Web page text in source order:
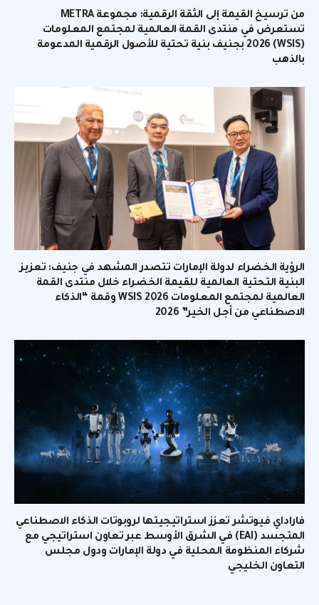
من ترسيخ القيمة إلى الثقة الرقمية: مجموعة METRA
تستعرض في منتدى القمة العالمية لمجتمع المعلومات
(WSIS) 2026 بجنيف بنية تحتية للأصول الرقمية المدعومة
بالذهب
الرؤية الخضراء لدولة الإمارات تتصدر المشهد في جنيف: تعزيز
البنية التحتية العالمية للقيمة الخضراء خلال منتدى القمة
العالمية لمجتمع المعلومات WSIS 2026 وقمة “الذكاء
الاصطناعي من أجل الخير” 2026
فاراداي فيوتشر تعزز استراتيجيتها لروبوتات الذكاء الاصطناعي
المتجسد (EAI) في الشرق الأوسط عبر تعاون استراتيجي مع
شركاء المنظومة المحلية في دولة الإمارات ودول مجلس
التعاون الخليجي